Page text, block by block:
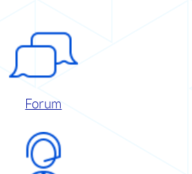
Forum